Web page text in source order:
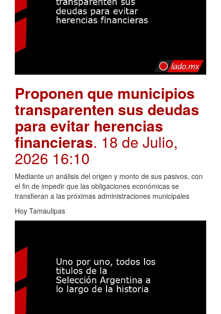
Proponen que municipios
transparenten sus deudas
para evitar herencias
financieras. 18 de Julio,
2026 16:10
Mediante un análisis del origen y monto de sus pasivos, con
el fin de impedir que las obligaciones económicas se
transfieran a las próximas administraciones municipales
Hoy Tamaulipas